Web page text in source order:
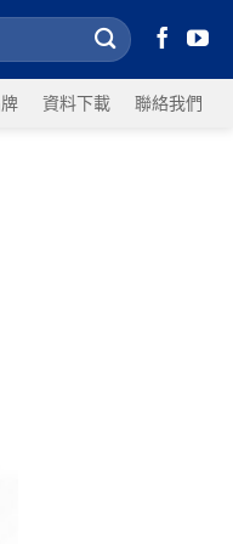
資料下載 聯絡我們